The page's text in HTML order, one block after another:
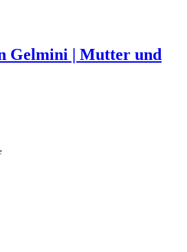
Gelmini | Mutter und